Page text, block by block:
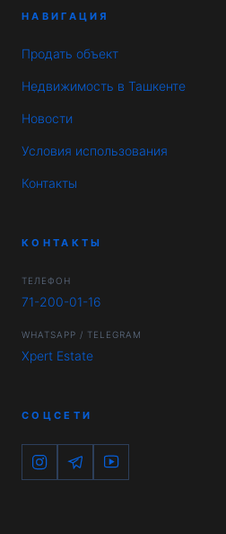
НАВИГАЦИЯ
Продать объект
Недвижимость в Ташкенте
Новости
Условия использования
Контакты
КОНТАКТЫ
ТЕЛЕФОН
71-200-01-16
WHATSAPP / TELEGRAM
Xpert Estate
СОЦСЕТИ